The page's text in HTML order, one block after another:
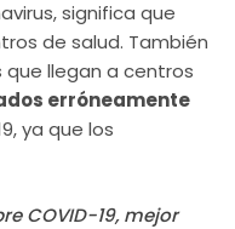
significa que
de salud. También
llegan a centros
erróneamente
ya que los
COVID-19, mejor